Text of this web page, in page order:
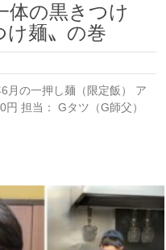
体の黒きつけ
け麺〟の巻
月の一押し麺（限定飯） ア
担当： Gタツ（G師父）